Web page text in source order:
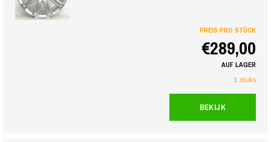
PREIS PRO STÜCK
€289,00
AUF LAGER
1 stuks
BEKIJK